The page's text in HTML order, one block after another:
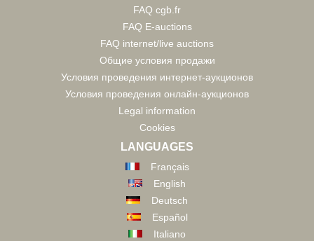
FAQ cgb.fr
FAQ E-auctions
FAQ internet/live auctions
Общие условия продажи
Условия проведения интернет-аукционов
Условия проведения онлайн-аукционов
Legal information
Cookies
LANGUAGES
Français
English
Deutsch
Español
Italiano